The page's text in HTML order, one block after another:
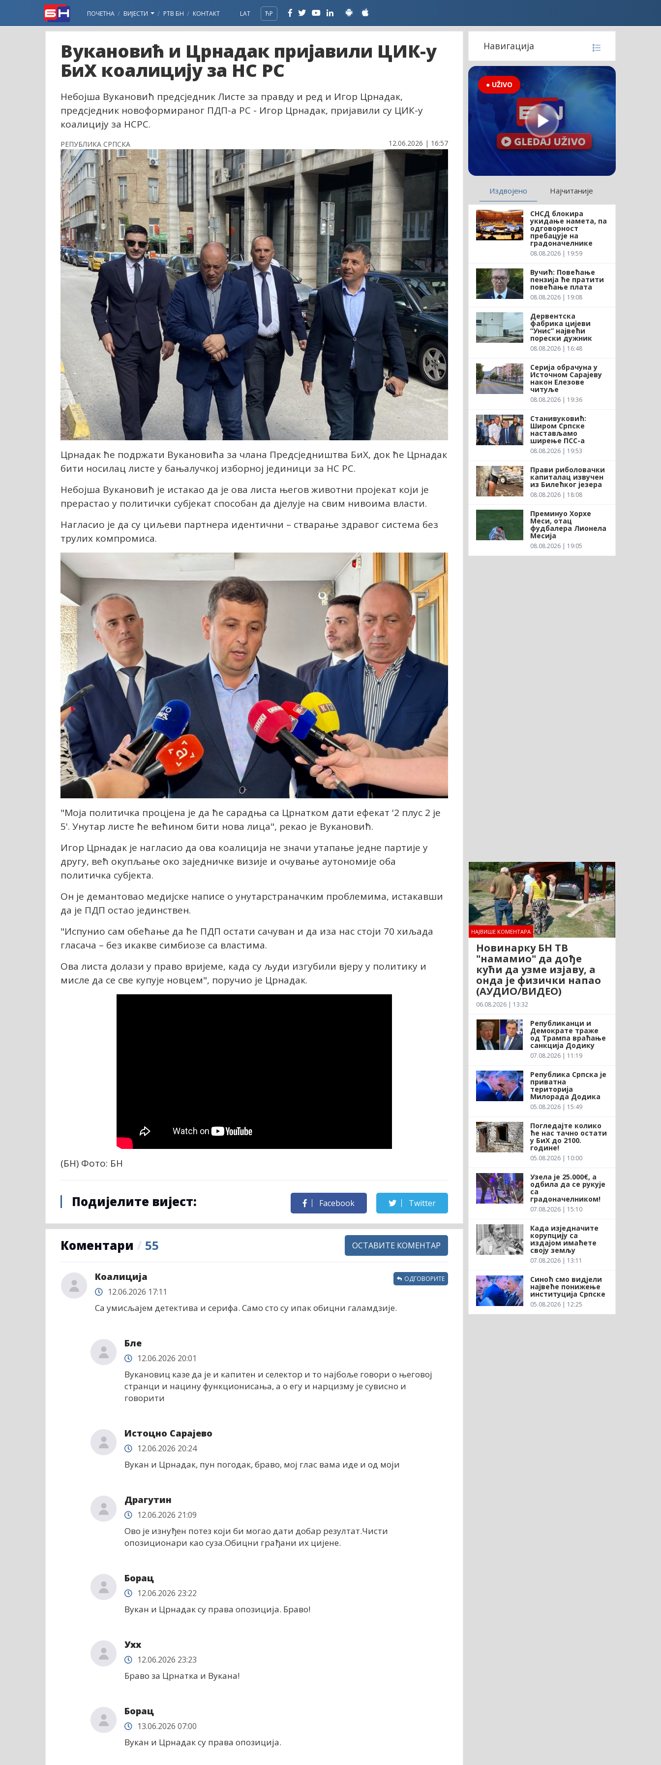
ПОЧЕТНА ВИЈЕСТИ РТВ БН КОНТАКТ LAT ЋР
Вукановић и Црнадак пријавили ЦИК-у
БиХ коалицију за НС РС
Небојша Вукановић предсједник Листе за правду и ред и Игор Црнадак,
предсједник новоформираног ПДП-а РС - Игор Црнадак, пријавили су ЦИК-у
коалицију за НСРС.
РЕПУБЛИКА СРПСКА 12.06.2026 | 16:57
Црнадак ће подржати Вукановића за члана Предсједништва БиХ, док ће Црнадак
бити носилац листе у бањалучкој изборној јединици за НС РС.
Небојша Вукановић је истакао да је ова листа његов животни пројекат који је
прерастао у политички субјекат способан да дјелује на свим нивоима власти.
Нагласио је да су циљеви партнера идентични – стварање здравог система без
трулих компромиса.
"Моја политичка процјена је да ће сарадња са Црнатком дати ефекат '2 плус 2 је
5'. Унутар листе ће већином бити нова лица", рекао је Вукановић.
Игор Црнадак је нагласио да ова коалиција не значи утапање једне партије у
другу, већ окупљање око заједничке визије и очување аутономије оба
политичка субјекта.
Он је демантовао медијске написе о унутарстраначким проблемима, истакавши
да је ПДП остао јединствен.
"Испунио сам обећање да ће ПДП остати сачуван и да иза нас стоји 70 хиљада
гласача – без икакве симбиозе са властима.
Ова листа долази у право вријеме, када су људи изгубили вјеру у политику и
мисле да се све купује новцем", поручио је Црнадак.
(БН) Фото: БН
Подијелите вијест: Facebook Twitter
Коментари / 55 ОСТАВИТЕ КОМЕНТАР
Коалиција
12.06.2026 17:11
Са умисљајем детектива и серифа. Само сто су ипак обицни галамдзије.
ОДГОВОРИТЕ
Бле
12.06.2026 20:01
Вукановиц казе да је и капитен и селектор и то најбоље говори о његовој
странци и нацину функционисања, а о егу и нарцизму је сувисно и
говорити
Истоцно Сарајево
12.06.2026 20:24
Вукан и Црнадак, пун погодак, браво, мој глас вама иде и од моји
Драгутин
12.06.2026 21:09
Ово је изнуђен потез који би могао дати добар резултат.Чисти
опозиционари као суза.Обицни грађани их цијене.
Борац
12.06.2026 23:22
Вукан и Црнадак су права опозиција. Браво!
Ухх
12.06.2026 23:23
Браво за Црнатка и Вукана!
Борац
13.06.2026 07:00
Вукан и Црнадак су права опозиција.
Навигација
● UŽIVO
Издвојено Најчитаније
СНСД блокира
укидање намета, па
одговорност
пребацује на
градоначелнике
08.08.2026 | 19:59
Вучић: Повећање
пензија ће пратити
повећање плата
08.08.2026 | 19:08
Дервентска
фабрика цијеви
“Унис” највећи
порески дужник
08.08.2026 | 16:48
Серија обрачуна у
Источном Сарајеву
након Елезове
читуље
08.08.2026 | 19:36
Станивуковић:
Широм Српске
настављамо
ширење ПСС-а
08.08.2026 | 19:53
Прави риболовачки
капиталац извучен
из Билећког језера
08.08.2026 | 18:08
Преминуо Хорхе
Меси, отац
фудбалера Лионела
Месија
08.08.2026 | 19:05
НАЈВИШЕ КОМЕНТАРА
Новинарку БН ТВ
"намамио" да дође
кући да узме изјаву, а
онда је физички напао
(АУДИО/ВИДЕО)
06.08.2026 | 13:32
Републиканци и
Демократе траже
од Трампа враћање
санкција Додику
07.08.2026 | 11:19
Република Српска је
приватна
територија
Милорада Додика
05.08.2026 | 15:49
Погледајте колико
ће нас тачно остати
у БиХ до 2100.
године!
05.08.2026 | 10:00
Узела је 25.000€, а
одбила да се рукује
са
градоначелником!
07.08.2026 | 15:10
Када изједначите
корупцију са
издајом имаћете
своју земљу
07.08.2026 | 13:11
Синоћ смо видјели
највеће понижење
институција Српске
05.08.2026 | 12:25